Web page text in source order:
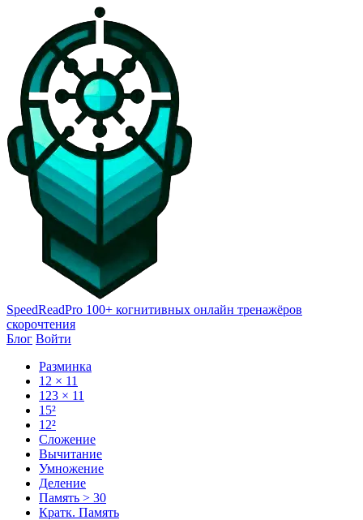
SpeedReadPro 100+ когнитивных онлайн тренажёров
скорочтения
Блог Войти
Разминка
12 × 11
123 × 11
15²
12²
Сложение
Вычитание
Умножение
Деление
Память > 30
Кратк. Память